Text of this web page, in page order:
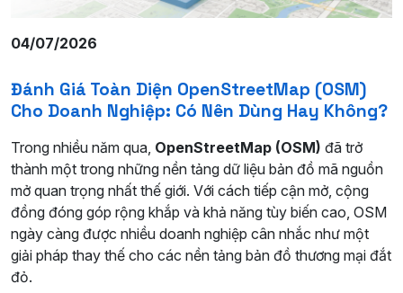
04/07/2026
Đánh Giá Toàn Diện OpenStreetMap (OSM)
Cho Doanh Nghiệp: Có Nên Dùng Hay Không?
Trong nhiều năm qua, OpenStreetMap (OSM) đã trở
thành một trong những nền tảng dữ liệu bản đồ mã nguồn
mở quan trọng nhất thế giới. Với cách tiếp cận mở, cộng
đồng đóng góp rộng khắp và khả năng tùy biến cao, OSM
ngày càng được nhiều doanh nghiệp cân nhắc như một
giải pháp thay thế cho các nền tảng bản đồ thương mại đắt
đỏ.